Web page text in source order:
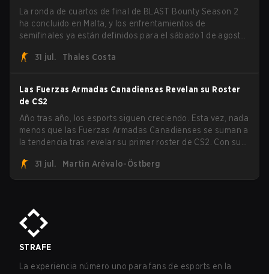
La ronda de cuartos de final de BLAST Bounty Season 2
ha concluido en Malta, y los enfrentamientos de
semifinales ya están definidos para el sábado 1 de agosto.
sobrevivientes que aún luchan por el trofeo, mientras que
31 jul. Thales Costa
Las Fuerzas Armadas Canadienses Revelan su Roster
de CS2
Año tras año, los esports siguen creciendo. Esta vez, nada
menos que las Fuerzas Armadas Canadienses se suman a
la tendencia tras revelar su primer roster de CS2. Con su
unirá ahora a una competencia de CS para personal
militar destinada a expandir el alcance de los esports.
31 jul. Martin Arévalo-Östberg
STRAFE
La experiencia número uno para fans de esports en la